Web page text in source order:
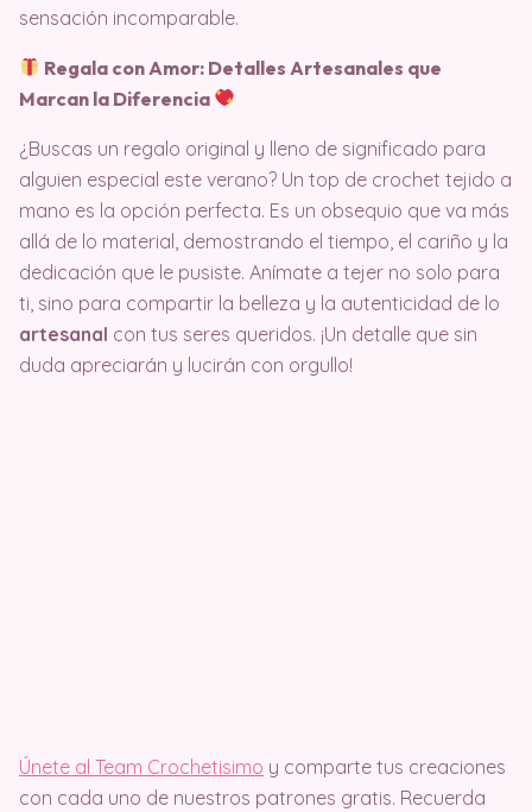
sensación incomparable.
Regala con Amor: Detalles Artesanales que
Marcan la Diferencia
¿Buscas un regalo original y lleno de significado para
alguien especial este verano? Un top de crochet tejido a
mano es la opción perfecta. Es un obsequio que va más
allá de lo material, demostrando el tiempo, el cariño y la
dedicación que le pusiste. Anímate a tejer no solo para
ti, sino para compartir la belleza y la autenticidad de lo
artesanal con tus seres queridos. ¡Un detalle que sin
duda apreciarán y lucirán con orgullo!
Únete al Team Crochetisimo y comparte tus creaciones
con cada uno de nuestros patrones gratis. Recuerda